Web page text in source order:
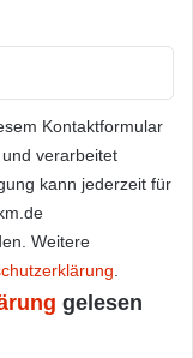
Kontaktformular
verarbeitet
kann jederzeit für
Weitere
.
gelesen